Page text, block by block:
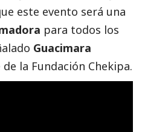
este evento será una
para todos los
Guacimara
la Fundación Chekipa.